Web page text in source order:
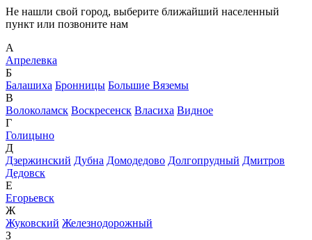
Не нашли свой город, выберите ближайший населенный
пункт или позвоните нам
А
Апрелевка
Б
Балашиха Бронницы Большие Вяземы
В
Волоколамск Воскресенск Власиха Видное
Г
Голицыно
Д
Дзержинский Дубна Домодедово Долгопрудный Дмитров
Дедовск
Е
Егорьевск
Ж
Жуковский Железнодорожный
З